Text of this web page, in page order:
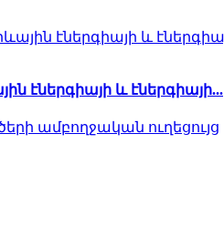
էներգիայի և էներգիայի...